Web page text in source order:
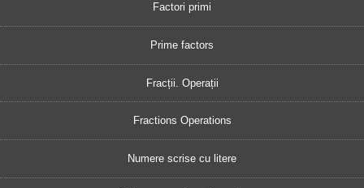
Factori primi
Prime factors
Fracții. Operații
Fractions Operations
Numere scrise cu litere